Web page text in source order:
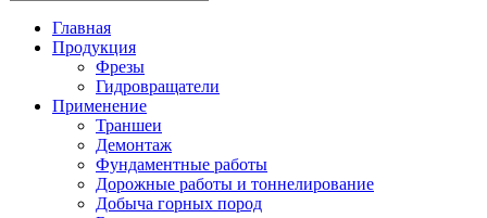
Главная
Продукция
Фрезы
Гидровращатели
Применение
Траншеи
Демонтаж
Фундаментные работы
Дорожные работы и тоннелирование
Добыча горных пород